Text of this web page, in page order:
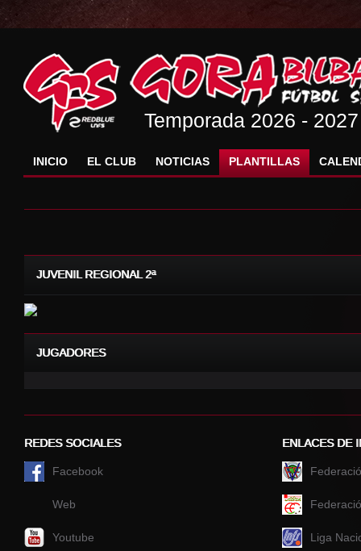
Temporada 2026 - 2027
INICIO EL CLUB NOTICIAS PLANTILLAS
JUVENIL REGIONAL 2ª
JUGADORES
REDES SOCIALES
Facebook
Web
Youtube
ENLACES DE
Liga